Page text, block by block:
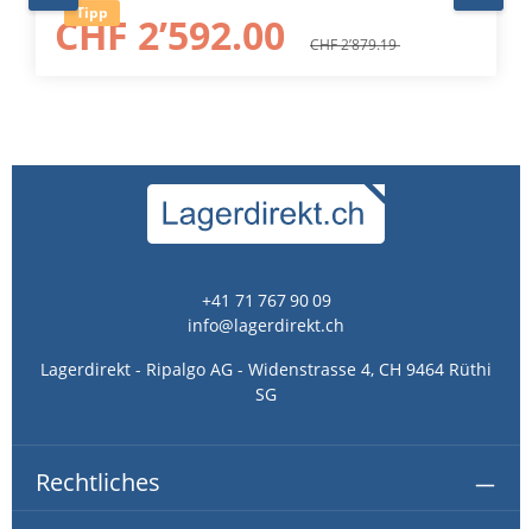
Tipp
CHF 2’592.00 CHF 2’879.19
+41 71 767 90 09
info@lagerdirekt.ch
Lagerdirekt - Ripalgo AG - Widenstrasse 4, CH 9464 Rüthi
SG
Rechtliches